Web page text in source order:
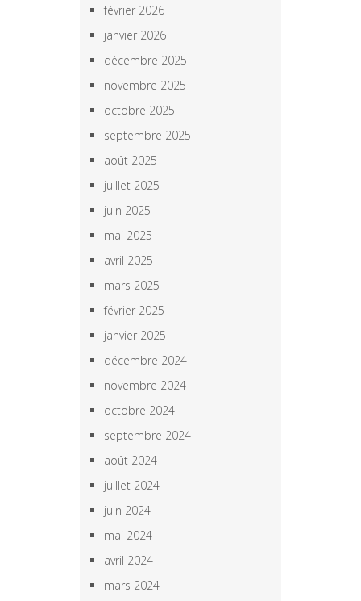
février 2026
janvier 2026
décembre 2025
novembre 2025
octobre 2025
septembre 2025
août 2025
juillet 2025
juin 2025
mai 2025
avril 2025
mars 2025
février 2025
janvier 2025
décembre 2024
novembre 2024
octobre 2024
septembre 2024
août 2024
juillet 2024
juin 2024
mai 2024
avril 2024
mars 2024